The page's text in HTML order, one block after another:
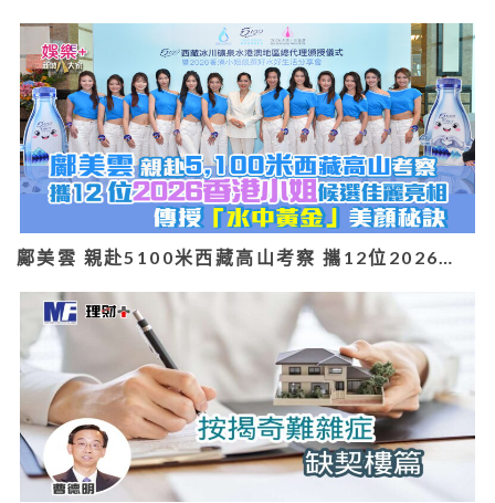
鄺美雲 親赴5100米西藏高山考察 攜12位2026…